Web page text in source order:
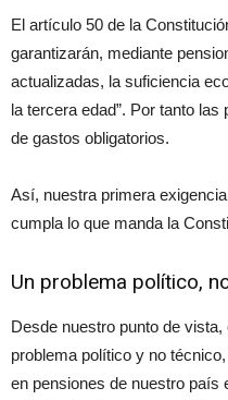
El artículo 50 de la
garantizarán, mediante
actualizadas, la suficiencia
la tercera edad”. Por tanto
de gastos obligatorios.
Así, nuestra primera
cumpla lo que manda la
Un problema político,
Desde nuestro punto de
problema político y no
en pensiones de nuestro país